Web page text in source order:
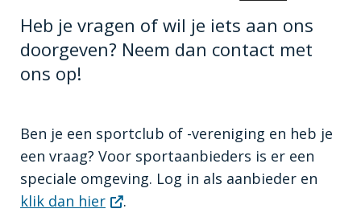
Heb je vragen of wil je iets aan ons
doorgeven? Neem dan contact met
ons op!
Ben je een sportclub of -vereniging en heb je
een vraag? Voor sportaanbieders is er een
speciale omgeving. Log in als aanbieder en
klik dan hier
.